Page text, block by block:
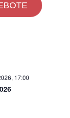
17:00